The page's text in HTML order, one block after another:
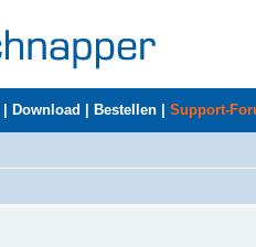
Download Bestellen Support-